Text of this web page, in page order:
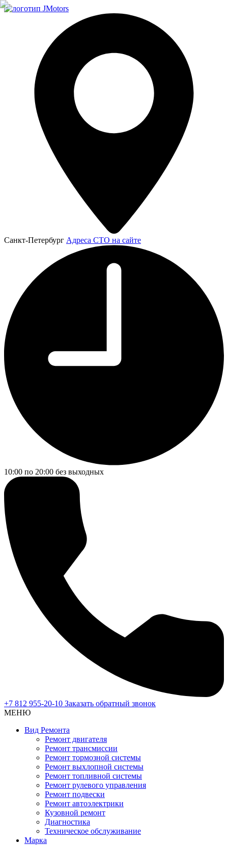
Санкт-Петербург Адреса СТО на сайте
10:00 по 20:00 без выходных
+7 812 955-20-10 Заказать обратный звонок
МЕНЮ
Вид Ремонта
Ремонт двигателя
Ремонт трансмиссии
Ремонт тормозной системы
Ремонт выхлопной системы
Ремонт топливной системы
Ремонт рулевого управления
Ремонт подвески
Ремонт автоэлектрики
Кузовной ремонт
Диагностика
Техническое обслуживание
Марка